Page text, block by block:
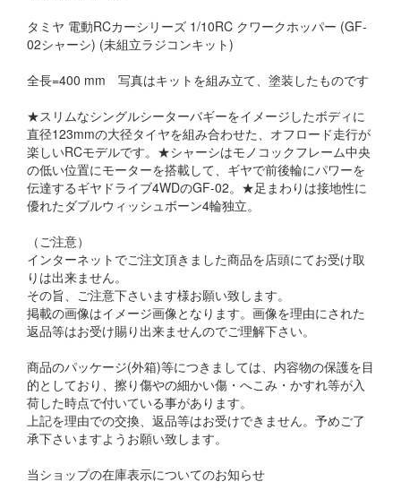
タミヤ 電動RCカーシリーズ 1/10RC クワークホッパー (GF-
02シャーシ) (未組立ラジコンキット)
全長=400 mm 写真はキットを組み立て、塗装したものです
★スリムなシングルシーターバギーをイメージしたボディに
直径123mmの大径タイヤを組み合わせた、オフロード走行が
楽しいRCモデルです。★シャーシはモノコックフレーム中央
の低い位置にモーターを搭載して、ギヤで前後輪にパワーを
伝達するギヤドライブ4WDのGF-02。★足まわりは接地性に
優れたダブルウィッシュボーン4輪独立。
（ご注意）
インターネットでご注文頂きました商品を店頭にてお受け取
りは出来ません。
その旨、ご注意下さいます様お願い致します。
掲載の画像はイメージ画像となります。画像を理由にされた
返品等はお受け賜り出来ませんのでご理解下さい。
商品のパッケージ(外箱)等につきましては、内容物の保護を目
的としており、擦り傷やの細かい傷・へこみ・かすれ等が入
荷した時点で付いている事があります。
上記を理由での交換、返品等はお受けできません。予めご了
承下さいますようお願い致します。
当ショップの在庫表示についてのお知らせ